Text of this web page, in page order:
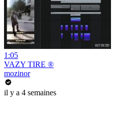
1:05
VAZY TIRE ®
mozinor
il y a 4 semaines